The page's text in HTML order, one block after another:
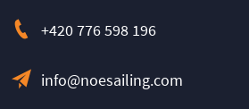
+420 776 598 196
info@noesailing.com